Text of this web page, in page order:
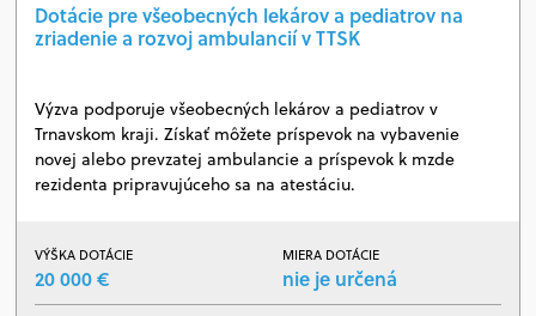
Dotácie pre všeobecných lekárov a pediatrov na
zriadenie a rozvoj ambulancií v TTSK
Výzva podporuje všeobecných lekárov a pediatrov v
Trnavskom kraji. Získať môžete príspevok na vybavenie
novej alebo prevzatej ambulancie a príspevok k mzde
rezidenta pripravujúceho sa na atestáciu.
VÝŠKA DOTÁCIE
20 000 €
MIERA DOTÁCIE
nie je určená